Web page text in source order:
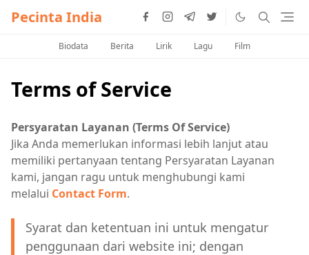
Pecinta India
Biodata Berita Lirik Lagu Film
Terms of Service
Persyaratan Layanan (Terms Of Service)
Jika Anda memerlukan informasi lebih lanjut atau
memiliki pertanyaan tentang Persyaratan Layanan
kami, jangan ragu untuk menghubungi kami
melalui Contact Form.
Syarat dan ketentuan ini untuk mengatur
penggunaan dari website ini; dengan